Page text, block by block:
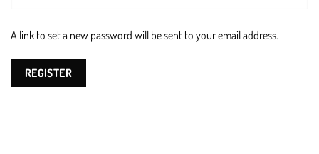
A link to set a new password will be sent to your email address.
REGISTER